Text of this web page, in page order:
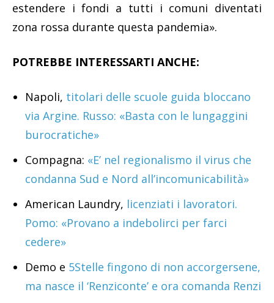
estendere i fondi a tutti i comuni diventati
zona rossa durante questa pandemia».
POTREBBE INTERESSARTI ANCHE:
Napoli, titolari delle scuole guida bloccano
via Argine. Russo: «Basta con le lungaggini
burocratiche»
Compagna: «E’ nel regionalismo il virus che
condanna Sud e Nord all’incomunicabilità»
American Laundry, licenziati i lavoratori.
Pomo: «Provano a indebolirci per farci
cedere»
Demo e 5Stelle fingono di non accorgersene,
ma nasce il ‘Renziconte’ e ora comanda Renzi